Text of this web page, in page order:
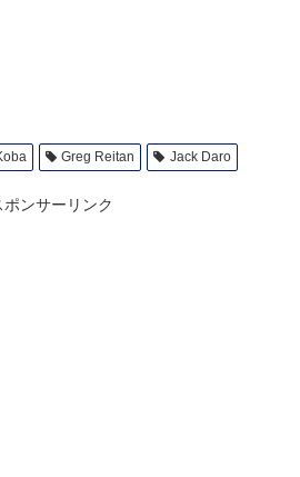
Greg Reitan Jack Daro
ポンサーリンク